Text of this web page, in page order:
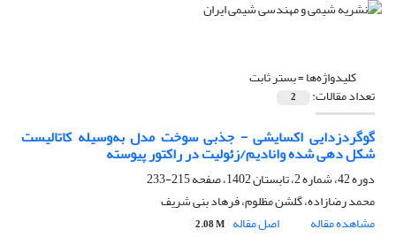
کلیدواژه‌ها =بستر ثابت
تعداد مقالات: 2
گوگردزدایی اکسایشی - جذبی سوخت مدل به‌وسیله کاتالیست
شکل دهی شده وانادیم/زئولیت در راکتور پیوسته
دوره 42، شماره 2، تابستان 1402، صفحه
215-233
محمد رضازاده، گلشن مظلوم، فرهاد بنی شریف
مشاهده مقاله
اصل مقاله 2.08 M